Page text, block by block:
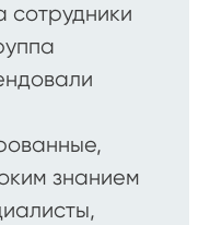
сотрудники
знанием